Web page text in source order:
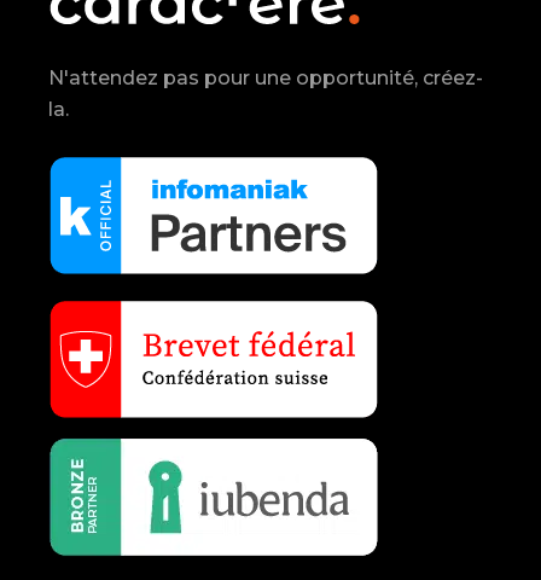
N'attendez pas pour une opportunité, créez-
la.